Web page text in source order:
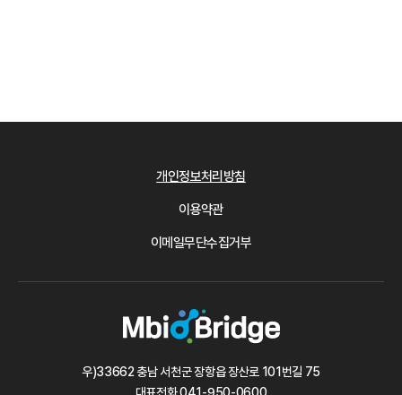
개인정보처리방침
이용약관
이메일무단수집거부
우)33662 충남 서천군 장항읍 장산로 101번길 75
대표전화041-950-0600